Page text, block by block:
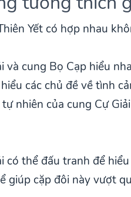
và cung Bọ Cạp hiểu
các chủ đề về tình
nhiên của cung Cự
có thể đấu tranh để
giúp cặp đôi này vượt